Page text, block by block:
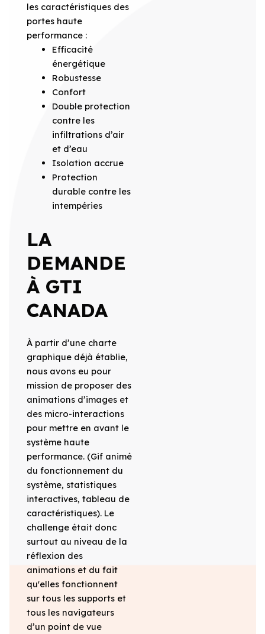
les caractéristiques des
portes haute
performance :
Efficacité
énergétique
Robustesse
Confort
Double protection
contre les
infiltrations d’air
et d’eau
Isolation accrue
Protection
durable contre les
intempéries
LA
DEMANDE
À GTI
CANADA
À partir d’une charte
graphique déjà établie,
nous avons eu pour
mission de proposer des
animations d’images et
des micro-interactions
pour mettre en avant le
système haute
performance. (Gif animé
du fonctionnement du
système, statistiques
interactives, tableau de
caractéristiques). Le
challenge était donc
surtout au niveau de la
réflexion des
animations et du fait
qu'elles fonctionnent
sur tous les supports et
tous les navigateurs
d’un point de vue